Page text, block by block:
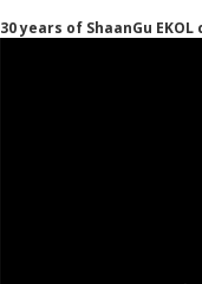
30 years of ShaanGu EKOL